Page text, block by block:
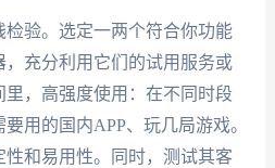
验。选定一两个符合你功能
充分利用它们的试用服务或
，高强度使用：在不同时段
用的国内APP、玩几局游戏。
和易用性。同时，测试其客